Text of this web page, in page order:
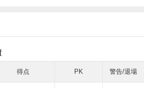
得点 PK 警告/退場